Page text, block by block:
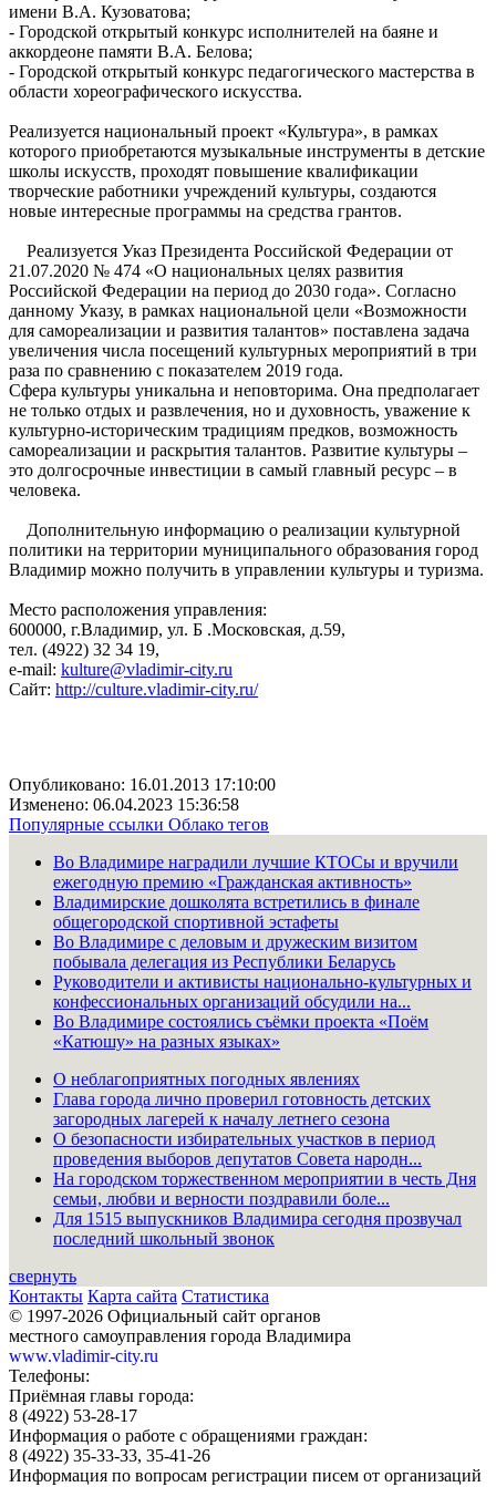
имени В.А. Кузоватова;
- Городской открытый конкурс исполнителей на баяне и
аккордеоне памяти В.А. Белова;
- Городской открытый конкурс педагогического мастерства в
области хореографического искусства.
Реализуется национальный проект «Культура», в рамках
которого приобретаются музыкальные инструменты в детские
школы искусств, проходят повышение квалификации
творческие работники учреждений культуры, создаются
новые интересные программы на средства грантов.
Реализуется Указ Президента Российской Федерации от
21.07.2020 № 474 «О национальных целях развития
Российской Федерации на период до 2030 года». Согласно
данному Указу, в рамках национальной цели «Возможности
для самореализации и развития талантов» поставлена задача
увеличения числа посещений культурных мероприятий в три
раза по сравнению с показателем 2019 года.
Сфера культуры уникальна и неповторима. Она предполагает
не только отдых и развлечения, но и духовность, уважение к
культурно-историческим традициям предков, возможность
самореализации и раскрытия талантов. Развитие культуры –
это долгосрочные инвестиции в самый главный ресурс – в
человека.
Дополнительную информацию о реализации культурной
политики на территории муниципального образования город
Владимир можно получить в управлении культуры и туризма.
Место расположения управления:
600000, г.Владимир, ул. Б .Московская, д.59,
тел. (4922) 32 34 19,
e-mail: kulture@vladimir-city.ru
Сайт: http://culture.vladimir-city.ru/
Опубликовано: 16.01.2013 17:10:00
Изменено: 06.04.2023 15:36:58
Популярные ссылки Облако тегов
Во Владимире наградили лучшие КТОСы и вручили
ежегодную премию «Гражданская активность»
Владимирские дошколята встретились в финале
общегородской спортивной эстафеты
Во Владимире с деловым и дружеским визитом
побывала делегация из Республики Беларусь
Руководители и активисты национально-культурных и
конфессиональных организаций обсудили на...
Во Владимире состоялись съёмки проекта «Поём
«Катюшу» на разных языках»
О неблагоприятных погодных явлениях
Глава города лично проверил готовность детских
загородных лагерей к началу летнего сезона
О безопасности избирательных участков в период
проведения выборов депутатов Совета народн...
На городском торжественном мероприятии в честь Дня
семьи, любви и верности поздравили боле...
Для 1515 выпускников Владимира сегодня прозвучал
последний школьный звонок
свернуть
Контакты Карта сайта Статистика
© 1997-2026 Официальный сайт органов
местного самоуправления города Владимира
www.vladimir-city.ru
Телефоны:
Приёмная главы города:
8 (4922) 53-28-17
Информация о работе с обращениями граждан:
8 (4922) 35-33-33, 35-41-26
Информация по вопросам регистрации писем от организаций